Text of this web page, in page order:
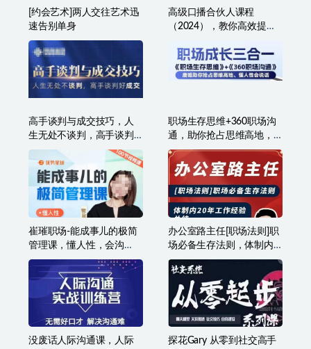
[约会艺术]两人交往艺术迅
速告别单身
高级口播合伙人课程
（2024），教你高效提升
高手谈判与成交技巧，人
生无处不谈判，高手谈判
好成交
职场生存思维+360职场沟
通，助你抢占思维高地，
懂人性会说话
崔璀职场-能成事儿的极简
管理课，懂人性，会沟
通，能成事儿
办公室路主任[职场法则]职
场必备生存法则，体制内
20年工作经验总结
没废话人际沟通课，人际
探花Gary 从零到社交高手